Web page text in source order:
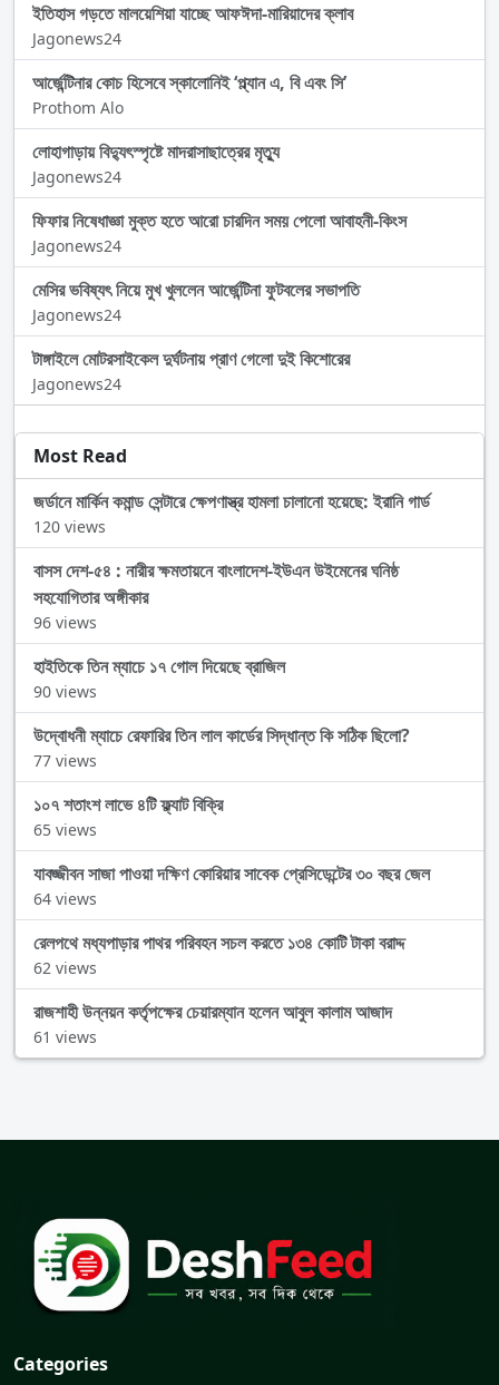
ইতিহাস গড়তে মালয়েশিয়া যাচ্ছে আফঈদা-মারিয়াদের ক্লাব
Jagonews24
আর্জেন্টিনার কোচ হিসেবে স্কালোনিই ‘প্ল্যান এ, বি এবং সি’
Prothom Alo
লোহাগাড়ায় বিদ্যুৎস্পৃষ্টে মাদরাসাছাত্রের মৃত্যু
Jagonews24
ফিফার নিষেধাজ্ঞা মুক্ত হতে আরো চারদিন সময় পেলো আবাহনী-কিংস
Jagonews24
মেসির ভবিষ্যৎ নিয়ে মুখ খুললেন আর্জেন্টিনা ফুটবলের সভাপতি
Jagonews24
টাঙ্গাইলে মোটরসাইকেল দুর্ঘটনায় প্রাণ গেলো দুই কিশোরের
Jagonews24
Most Read
জর্ডানে মার্কিন কমান্ড সেন্টারে ক্ষেপণাস্ত্র হামলা চালানো হয়েছে: ইরানি গার্ড
120 views
বাসস দেশ-৫৪ : নারীর ক্ষমতায়নে বাংলাদেশ-ইউএন উইমেনের ঘনিষ্ঠ
সহযোগিতার অঙ্গীকার
96 views
হাইতিকে তিন ম্যাচে ১৭ গোল দিয়েছে ব্রাজিল
90 views
উদ্বোধনী ম্যাচে রেফারির তিন লাল কার্ডের সিদ্ধান্ত কি সঠিক ছিলো?
77 views
১০৭ শতাংশ লাভে ৪টি ফ্ল্যাট বিক্রি
65 views
যাবজ্জীবন সাজা পাওয়া দক্ষিণ কোরিয়ার সাবেক প্রেসিডেন্টের ৩০ বছর জেল
64 views
রেলপথে মধ্যপাড়ার পাথর পরিবহন সচল করতে ১৩৪ কোটি টাকা বরাদ্দ
62 views
রাজশাহী উন্নয়ন কর্তৃপক্ষের চেয়ারম্যান হলেন আবুল কালাম আজাদ
61 views
Categories